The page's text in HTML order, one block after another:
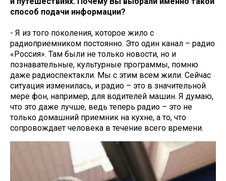
способ подачи информации?
- Я из того поколения, которое жило с
радиоприемником постоянно. Это один канал – радио
«Россия». Там были не только новости, но и
познавательные, культурные программы, помню
даже радиоспектакли. Мы с этим всем жили. Сейчас
ситуация изменилась, и радио – это в значительной
мере фон, например, для водителей машин. Я думаю,
что это даже лучше, ведь теперь радио – это не
только домашний приемник на кухне, а то, что
сопровождает человека в течение всего времени.